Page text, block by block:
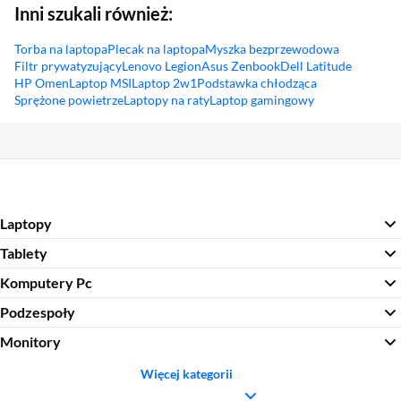
Inni szukali również:
Torba na laptopaPlecak na laptopaMyszka bezprzewodowa
Filtr prywatyzującyLenovo LegionAsus ZenbookDell Latitude
HP OmenLaptop MSILaptop 2w1Podstawka chłodząca
Sprężone powietrzeLaptopy na ratyLaptop gamingowy
Laptopy
Tablety
Komputery Pc
Podzespoły
Monitory
Więcej kategorii